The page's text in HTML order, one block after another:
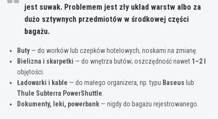
jest suwak. Problemem jest zły układ warstw albo za
dużo sztywnych przedmiotów w środkowej części
bagażu.
Buty— do worków lub czepków hotelowych, noskami na zmianę.
Bielizna i skarpetki — do wnętrza butów; oszczędność nawet 1–2 l
objętości.
Ładowarki i kable — do małego organizera, np. typu Baseus lub
Thule Subterra PowerShuttle
Dokumenty, leki, powerbank — nigdy do bagażu rejestrowanego.